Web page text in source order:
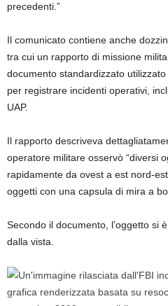
precedenti.”
Il comunicato contiene anche
tra cui un rapporto di missione
documento standardizzato
per registrare incidenti operativi,
UAP.
Il rapporto descriveva
operatore militare osservò “diversi
rapidamente da ovest a est nord-
oggetti con una capsula di mira a
Secondo il documento, l’oggetto si
dalla vista.